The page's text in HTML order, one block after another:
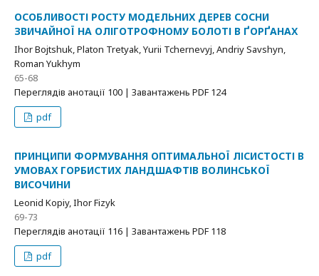
ОСОБЛИВОСТІ РОСТУ МОДЕЛЬНИХ ДЕРЕВ СОСНИ
ЗВИЧАЙНОЇ НА ОЛІГОТРОФНОМУ БОЛОТІ В ҐОРҐАНАХ
Ihor Bojtshuk, Platon Tretyak, Yurii Tchernevyj, Andriy Savshyn,
Roman Yukhym
65-68
Переглядів анотації 100 | Завантажень PDF 124
pdf
ПРИНЦИПИ ФОРМУВАННЯ ОПТИМАЛЬНОЇ ЛІСИСТОСТІ В
УМОВАХ ГОРБИСТИХ ЛАНДШАФТІВ ВОЛИНСЬКОЇ
ВИСОЧИНИ
Leonid Kopiy, Ihor Fizyk
69-73
Переглядів анотації 116 | Завантажень PDF 118
pdf